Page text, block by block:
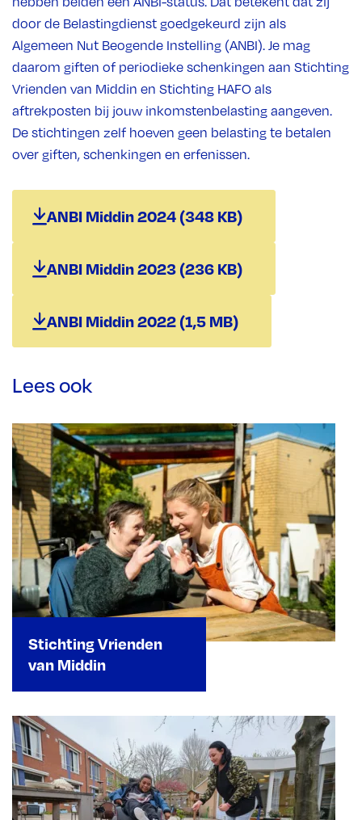
door de Belastingdienst goedgekeurd zijn als
Algemeen Nut Beogende Instelling (ANBI). Je mag
daarom giften of periodieke schenkingen aan Stichting
Vrienden van Middin en Stichting HAFO als
aftrekposten bij jouw inkomstenbelasting aangeven.
De stichtingen zelf hoeven geen belasting te betalen
over giften, schenkingen en erfenissen.
ANBI Middin 2024 (348 KB)
ANBI Middin 2023 (236 KB)
ANBI Middin 2022 (1,5 MB)
Lees ook
Stichting Vrienden
van Middin